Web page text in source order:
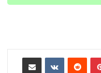
‫پین‌ترست ‫رددیت